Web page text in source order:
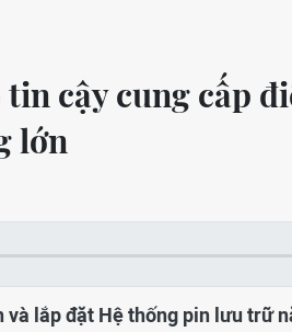
cậy cung cấp
lớn
và lắp đặt Hệ thống pin lưu trữ